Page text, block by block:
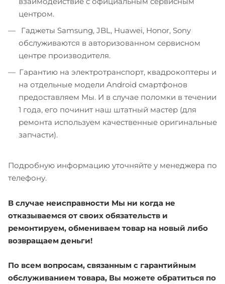
центром.
Гаджеты Samsung, JBL, Huawei, Honor, Sony
обслуживаются в авторизованном сервисном
центре производителя.
Гарантию на электротранспорт, квадрокоптеры и
на отдельные модели Android смартфонов
предоставляем Мы. И в случае поломки в течении
1 года, его починит наш штатный мастер (для
ремонта используем качественные оригинальные
запчасти).
Подробную информацию уточняйте у менеджера по
телефону.
В случае неисправности Мы ни когда не
отказываемся от своих обязательств и
ремонтируем, обмениваем товар на новый либо
возвращаем деньги!
По всем вопросам, связанным с гарантийным
обслуживанием товара, Вы можете обратиться по